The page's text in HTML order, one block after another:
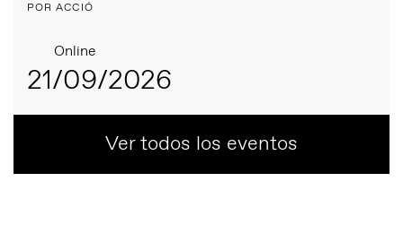
POR ACCIÓ
Online
21/09/2026
Ver todos los eventos